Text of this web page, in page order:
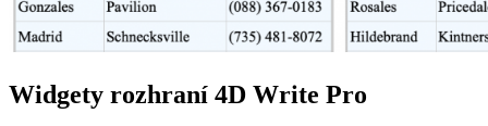
Widgety rozhraní 4D Write Pro